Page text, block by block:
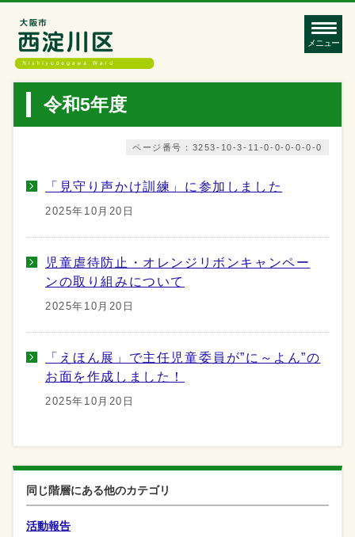
メニュー
令和5年度
ページ番号：3253-10-3-11-0-0-0-0-0-0
「見守り声かけ訓練」に参加しました
2025年10月20日
児童虐待防止・オレンジリボンキャンペー
ンの取り組みについて
2025年10月20日
「えほん展」で主任児童委員が”に～よん”の
お面を作成しました！
2025年10月20日
同じ階層にある他のカテゴリ
活動報告